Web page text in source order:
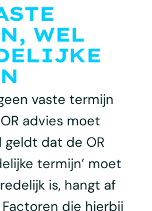
WEL
vaste termijn
advies moet
geldt dat de OR
termijn’ moet
is, hangt af
die hierbij